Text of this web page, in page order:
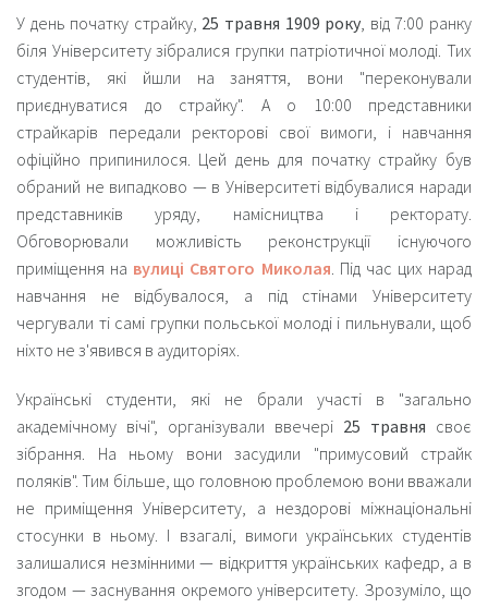
У день початку страйку, 25 травня 1909 року , від 7:00 ранку
біля Університету зібралися групки патріотичної молоді. Тих
студентів, які йшли на заняття, вони "переконували
приєднуватися до страйку". А о 10:00 представники
страйкарів передали ректорові свої вимоги, і навчання
офіційно припинилося. Цей день для початку страйку був
обраний не випадково — в Університеті відбувалися наради
представників уряду, намісництва і ректорату.
Обговорювали можливість реконструкції існуючого
приміщення на вулиці Святого Миколая . Під час цих нарад
навчання не відбувалося, а під стінами Університету
чергували ті самі групки польської молоді і пильнували, щоб
ніхто не з'явився в аудиторіях.
Українські студенти, які не брали участі в "загально
академічному вічі", організували ввечері 25 травня своє
зібрання. На ньому вони засудили "примусовий страйк
поляків". Тим більше, що головною проблемою вони вважали
не приміщення Університету, а нездорові міжнаціональні
стосунки в ньому. І взагалі, вимоги українських студентів
залишалися незмінними — відкриття українських кафедр, а в
згодом — заснування окремого університету. Зрозуміло, що